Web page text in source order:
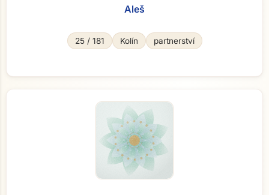
Aleš
25 / 181 Kolín partnerství